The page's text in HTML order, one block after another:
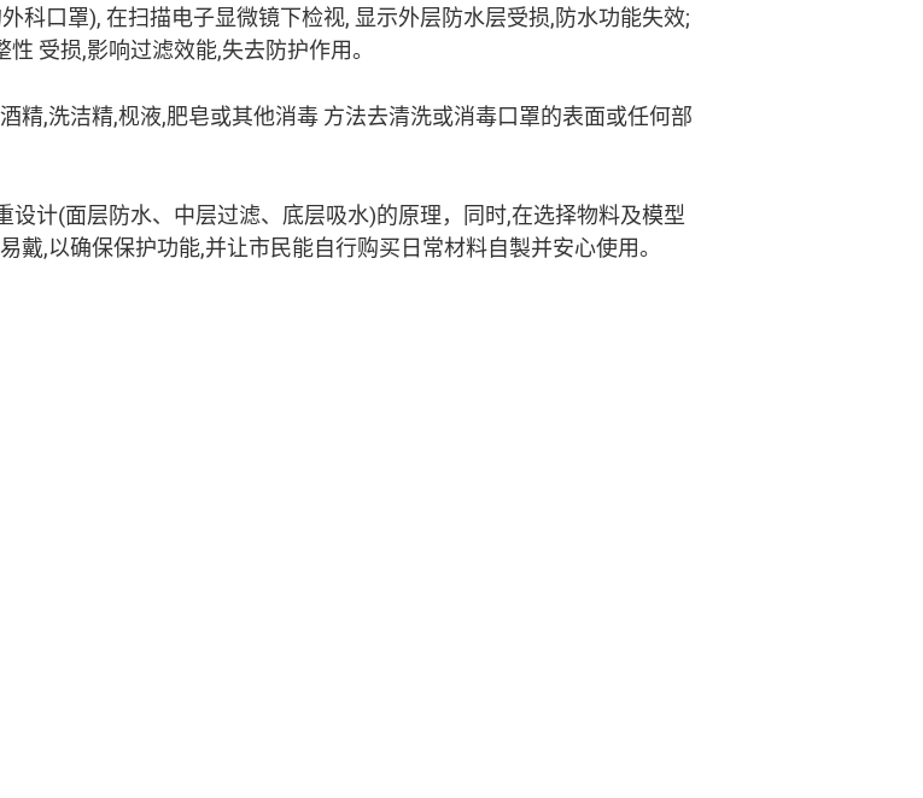
科口罩), 在扫描电子显微镜下检视, 显示外层防水层受损,防水功能失效;
受损,影响过滤效能,失去防护作用。
精,洗洁精,枧液,肥皂或其他消毒 方法去清洗或消毒口罩的表面或任何部
设计(面层防水、中层过滤、底层吸水)的原理，同时,在选择物料及模型
戴,以确保保护功能,并让市民能自行购买日常材料自製并安心使用。